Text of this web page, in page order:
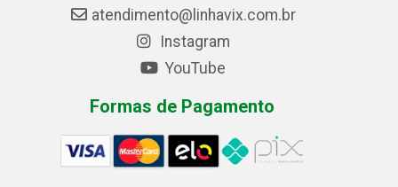
atendimento@linhavix.com.br
Instagram
YouTube
Formas de Pagamento